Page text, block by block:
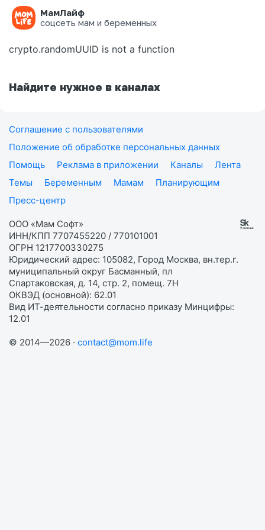
МамЛайф
соцсеть мам и беременных
Ошибка на странице
crypto.randomUUID is not a function
Найдите нужное в каналах
Соглашение с пользователями
Положение об обработке персональных данных
Помощь
Реклама в приложении Каналы
Лента
Темы
Беременным Мамам
Планирующим
Пресс-центр
ООО «Мам Софт»
ИНН/КПП 7707455220 / 770101001
ОГРН 1217700330275
Юридический адрес: 105082, Город Москва, вн.тер.г.
муниципальный округ Басманный, пл
Спартаковская, д. 14, стр. 2, помещ. 7Н
ОКВЭД (основной): 62.01
Вид ИТ-деятельности согласно приказу Минцифры:
12.01
© 2014—2026 · contact@mom.life